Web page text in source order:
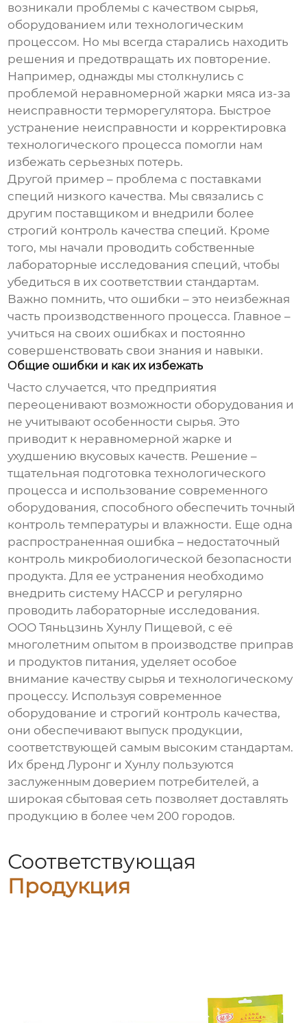
возникали проблемы с качеством сырья,
оборудованием или технологическим
процессом. Но мы всегда старались находить
решения и предотвращать их повторение.
Например, однажды мы столкнулись с
проблемой неравномерной жарки мяса из-за
неисправности терморегулятора. Быстрое
устранение неисправности и корректировка
технологического процесса помогли нам
избежать серьезных потерь.
Другой пример – проблема с поставками
специй низкого качества. Мы связались с
другим поставщиком и внедрили более
строгий контроль качества специй. Кроме
того, мы начали проводить собственные
лабораторные исследования специй, чтобы
убедиться в их соответствии стандартам.
Важно помнить, что ошибки – это неизбежная
часть производственного процесса. Главное –
учиться на своих ошибках и постоянно
совершенствовать свои знания и навыки.
Общие ошибки и как их избежать
Часто случается, что предприятия
переоценивают возможности оборудования и
не учитывают особенности сырья. Это
приводит к неравномерной жарке и
ухудшению вкусовых качеств. Решение –
тщательная подготовка технологического
процесса и использование современного
оборудования, способного обеспечить точный
контроль температуры и влажности. Еще одна
распространенная ошибка – недостаточный
контроль микробиологической безопасности
продукта. Для ее устранения необходимо
внедрить систему HACCP и регулярно
проводить лабораторные исследования.
ООО Тяньцзинь Хунлу Пищевой, с её
многолетним опытом в производстве приправ
и продуктов питания, уделяет особое
внимание качеству сырья и технологическому
процессу. Используя современное
оборудование и строгий контроль качества,
они обеспечивают выпуск продукции,
соответствующей самым высоким стандартам.
Их бренд Луронг и Хунлу пользуются
заслуженным доверием потребителей, а
широкая сбытовая сеть позволяет доставлять
продукцию в более чем 200 городов.
Соответствующая
Продукция